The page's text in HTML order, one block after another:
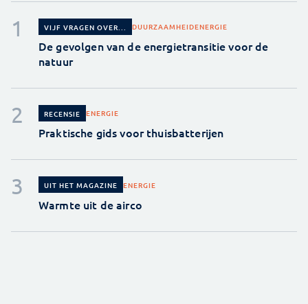
VIJF VRAGEN OVER... DUURZAAMHEIDENERGIE
De gevolgen van de energietransitie voor de
natuur
RECENSIE ENERGIE
Praktische gids voor thuisbatterijen
UIT HET MAGAZINE ENERGIE
Warmte uit de airco